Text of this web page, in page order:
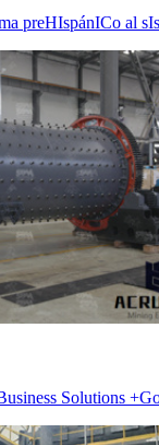
preHIspánICo al
Solutions